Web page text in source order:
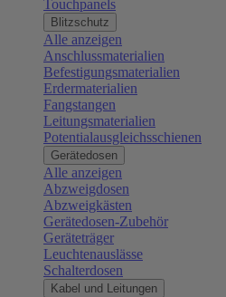
Touchpanels
Blitzschutz
Alle anzeigen
Anschlussmaterialien
Befestigungsmaterialien
Erdermaterialien
Fangstangen
Leitungsmaterialien
Potentialausgleichsschienen
Gerätedosen
Alle anzeigen
Abzweigdosen
Abzweigkästen
Gerätedosen-Zubehör
Geräteträger
Leuchtenauslässe
Schalterdosen
Kabel und Leitungen